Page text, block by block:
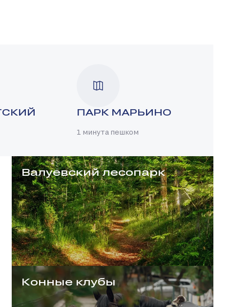
ПАРК МАРЬИНО
1 минута пешком
Валуевский лесопарк
Конные клубы